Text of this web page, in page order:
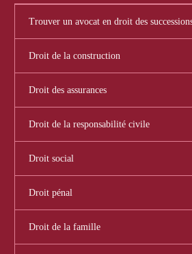
Trouver un avocat en droit des
Droit de la construction
Droit des assurances
Droit de la responsabilité civile
Droit social
Droit pénal
Droit de la famille